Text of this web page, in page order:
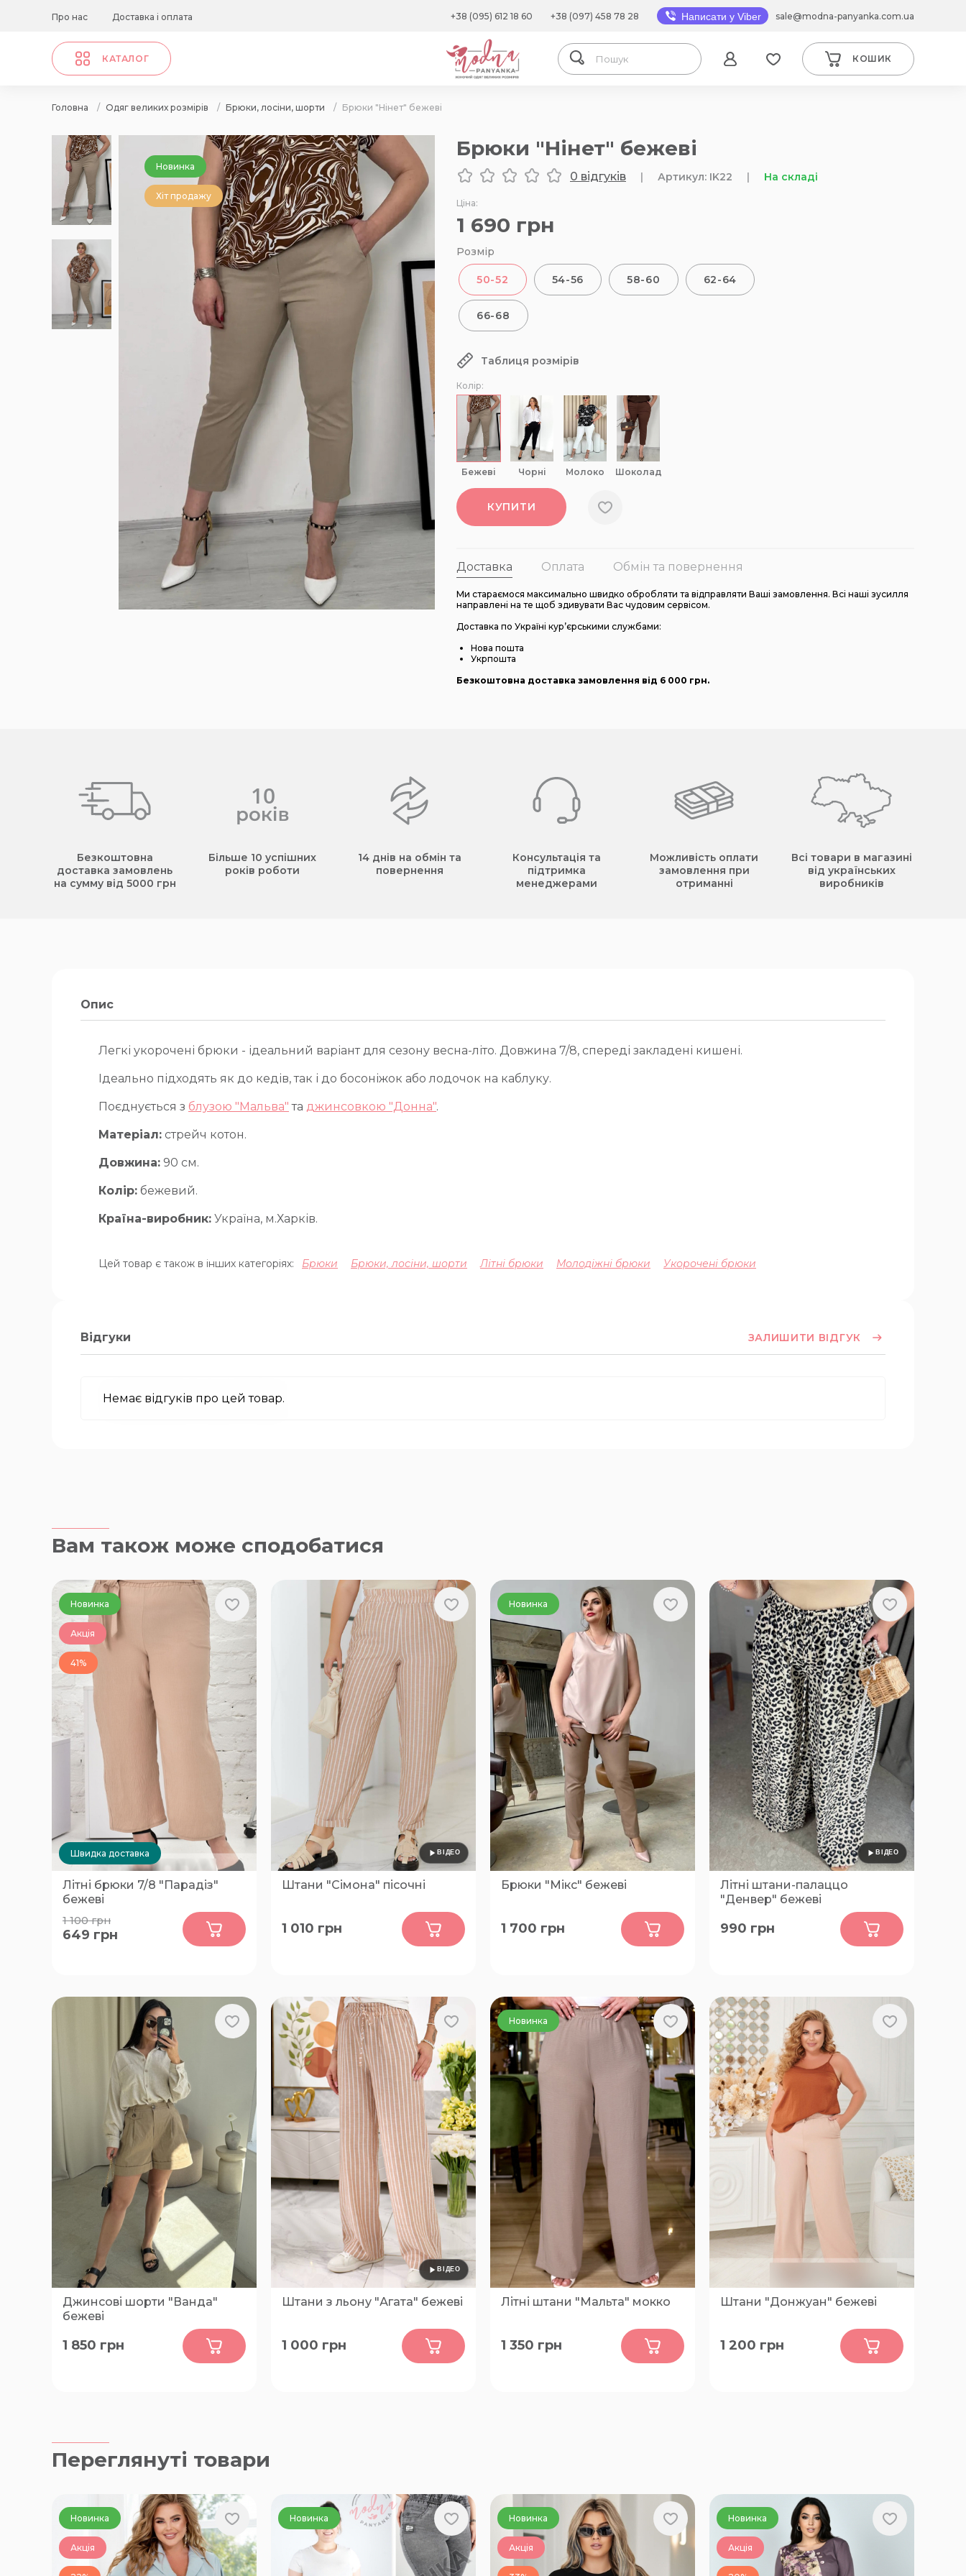
Про нас Доставка і оплата +38 (095) 612 18 60 +38 (097) 458 78 28 Написати у Viber sale@modna-panyanka.com.ua
КАТАЛОГ КОШИК
Головна / Одяг великих розмірів / Брюки, лосіни, шорти / Брюки "Нінет" бежеві
Новинка
Хіт продажу
Брюки "Нінет" бежеві
0 відгуків | Артикул: IK22 | На складі
Ціна:
1 690 грн
Розмір
50-52 54-56 58-60 62-64
66-68
Таблиця розмірів
Колір:
бежеві чорні молоко шоколад
КУПИТИ
Доставка Оплата Обмін та повернення
Ми стараємося максимально швидко обробляти та відправляти Ваші замовлення. Всі наші зусилля
направлені на те щоб здивувати Вас чудовим сервісом.
Доставка по Україні кур’єрськими службами:
Нова пошта
Укрпошта
Безкоштовна доставка замовлення від 6 000 грн.
Безкоштовна
доставка замовлень
на сумму від 5000 грн
Більше 10 успішних
років роботи
14 днів на обмін та
повернення
Консультація та
підтримка
менеджерами
Можливість оплати
замовлення при
отриманні
Всі товари в магазині
від українських
виробників
Опис
Легкі укорочені брюки - ідеальний варіант для сезону весна-літо. Довжина 7/8, спереді закладені кишені.
Ідеально підходять як до кедів, так і до босоніжок або лодочок на каблуку.
Поєднується з блузою "Мальва" та джинсовкою "Донна".
Матеріал: стрейч котон.
Довжина: 90 см.
Колір: бежевий.
Країна-виробник: Україна, м.Харків.
Цей товар є також в інших категоріях: Брюки Брюки, лосіни, шорти Літні брюки Молодіжні брюки Укорочені брюки
Відгуки ЗАЛИШИТИ ВІДГУК
Немає відгуків про цей товар.
Вам також може сподобатися
Новинка
Акція
41%
Швидка доставка
Літні брюки 7/8 "Парадіз"
бежеві
56
1 100грн
649 грн
Штани "Сімона" пісочні
1 010 грн
Новинка
Брюки "Мікс" бежеві
50-52, 62-64, 66-68, 54-56, 58-60
1 700 грн
Літні штани-палаццо
"Денвер" бежеві
990 грн
Джинсові шорти "Ванда"
бежеві
1 850 грн
Штани з льону "Агата" бежеві
42-44, 46-48, 50-52, 54-56
1 000 грн
Новинка
Літні штани "Мальта" мокко
50-52, 58-60, 62-64, 46-48, 54-56,
1 350 грн
Штани "Донжуан" бежеві
1 200 грн
Переглянуті товари
Новинка
Акція
Новинка Новинка
Акція
Новинка
Акція